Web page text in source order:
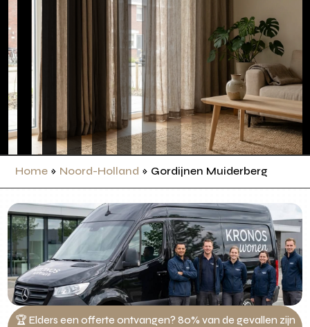
Home » Noord-Holland » Gordijnen Muiderberg
🏆 Elders een offerte ontvangen? 80% van de gevallen zijn